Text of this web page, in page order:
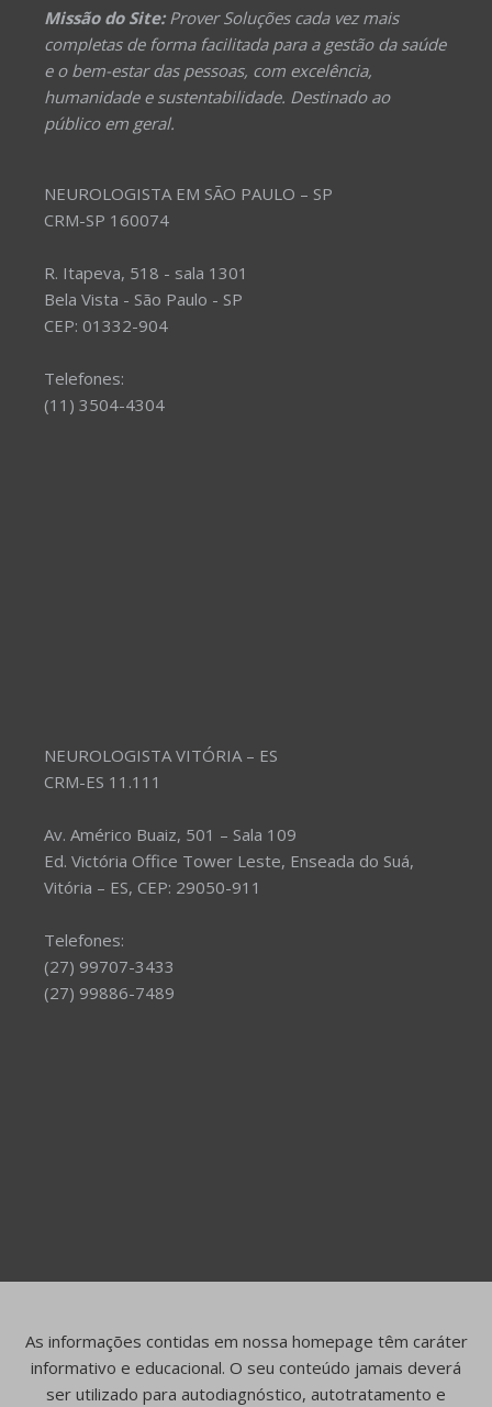
Missão do Site:Prover Soluções cada vez mais
completas de forma facilitada para a gestão da saúde
e o bem-estar das pessoas, com excelência,
humanidade e sustentabilidade. Destinado ao
público em geral.
NEUROLOGISTA EM SÃO PAULO – SP
CRM-SP 160074
R. Itapeva, 518 - sala 1301
Bela Vista - São Paulo - SP
CEP: 01332-904
Telefones:
(11) 3504-4304
NEUROLOGISTA VITÓRIA – ES
CRM-ES 11.111
Av. Américo Buaiz, 501 – Sala 109
Ed. Victória Office Tower Leste, Enseada do Suá,
Vitória – ES, CEP: 29050-911
Telefones:
(27) 99707-3433
(27) 99886-7489
As informações contidas em nossa homepage têm caráter
informativo e educacional. O seu conteúdo jamais deverá
ser utilizado para autodiagnóstico, autotratamento e